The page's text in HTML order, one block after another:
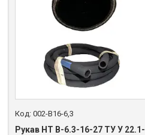
002-В16-6,3
Рукав НТ В-6.3-16-27 ТУ У 22.1-